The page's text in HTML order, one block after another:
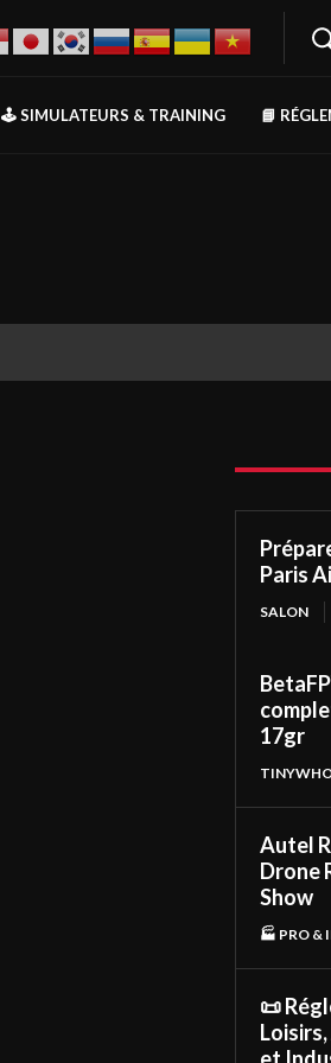
🕹️ SIMULATEURS & TRAINING 📘
Paris
SALON
17gr
Autel
Drone
Show
🏭 PRO &
📜